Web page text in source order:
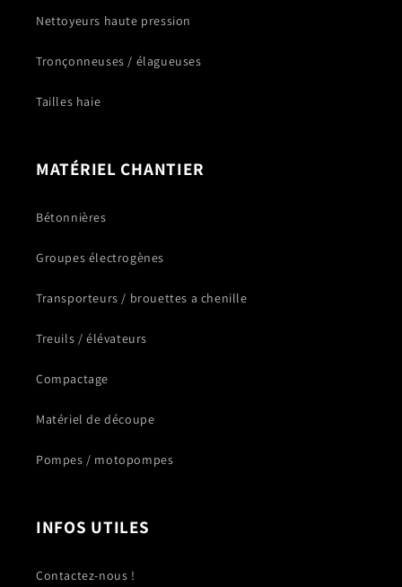
Nettoyeurs haute pression
Tronçonneuses / élagueuses
Tailles haie
MATÉRIEL CHANTIER
Bétonnières
Groupes électrogènes
Transporteurs / brouettes a chenille
Treuils / élévateurs
Compactage
Matériel de découpe
Pompes / motopompes
INFOS UTILES
Contactez-nous !